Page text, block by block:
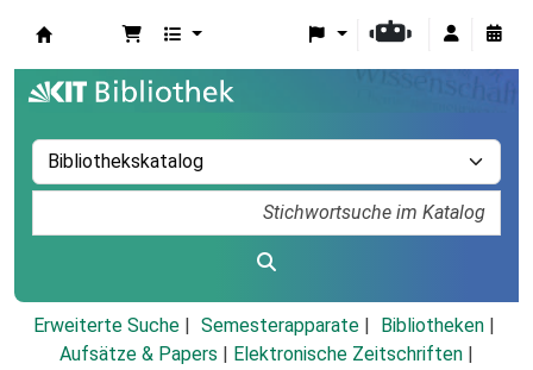
Erweiterte Suche Semesterapparate
Bibliotheken
Aufsätze & Papers
Elektronische Zeitschriften